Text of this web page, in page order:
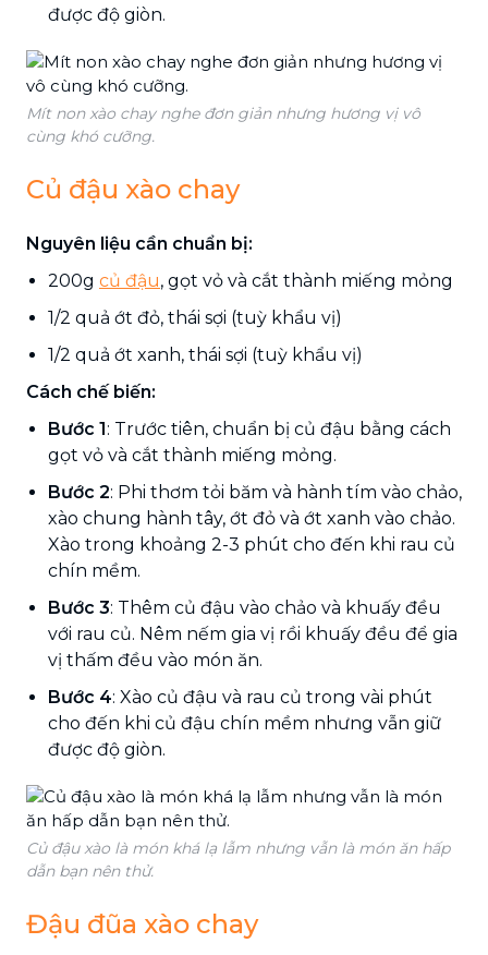
được độ giòn.
Mít non xào chay nghe đơn giản nhưng hương vị vô
cùng khó cưỡng.
Củ đậu xào chay
Nguyên liệu cần chuẩn bị:
200g củ đậu, gọt vỏ và cắt thành miếng mỏng
1/2 quả ớt đỏ, thái sợi (tuỳ khẩu vị)
1/2 quả ớt xanh, thái sợi (tuỳ khẩu vị)
Cách chế biến:
Bước 1: Trước tiên, chuẩn bị củ đậu bằng cách
gọt vỏ và cắt thành miếng mỏng.
Bước 2: Phi thơm tỏi băm và hành tím vào chảo,
xào chung hành tây, ớt đỏ và ớt xanh vào chảo.
Xào trong khoảng 2-3 phút cho đến khi rau củ
chín mềm.
Bước 3: Thêm củ đậu vào chảo và khuấy đều
với rau củ. Nêm nếm gia vị rồi khuấy đều để gia
vị thấm đều vào món ăn.
Bước 4: Xào củ đậu và rau củ trong vài phút
cho đến khi củ đậu chín mềm nhưng vẫn giữ
được độ giòn.
Củ đậu xào là món khá lạ lẫm nhưng vẫn là món ăn hấp
dẫn bạn nên thử.
Đậu đũa xào chay